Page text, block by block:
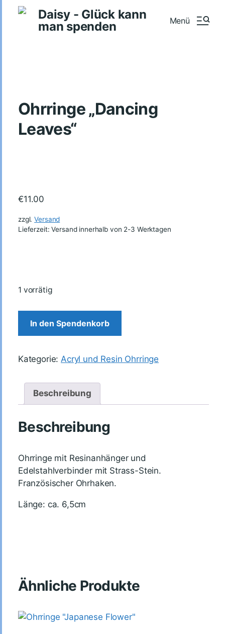
Daisy - Glück kann
man spenden
Menü
Ohrringe „Dancing
Leaves“
€11.00
zzgl.Versand
Lieferzeit: Versand innerhalb von 2-3 Werktagen
1 vorrätig
In den Spendenkorb
Kategorie: Acryl und Resin Ohrringe
Beschreibung
Beschreibung
Ohrringe mit Resinanhänger und
Edelstahlverbinder mit Strass-Stein.
Französischer Ohrhaken.
Länge: ca. 6,5cm
Ähnliche Produkte